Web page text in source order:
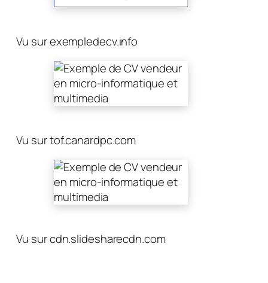
Vu sur exempledecv.info
Vu sur tof.canardpc.com
Vu sur cdn.slidesharecdn.com